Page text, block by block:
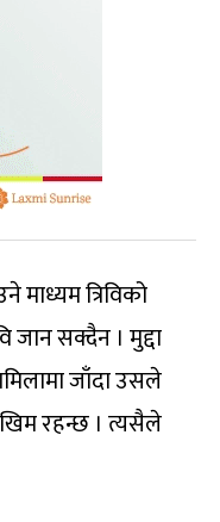
त्रिविको
जान सक्दैन । मुद्दा
जाँदा उसले
रहन्छ । त्यसैले